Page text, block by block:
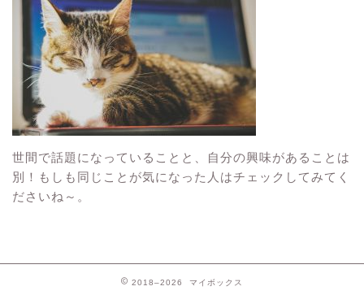
世間で話題になっていることと、自分の興味があることは
別！もしも同じことが気になった人はチェックしてみてく
ださいね～。
2018–2026 マイボックス